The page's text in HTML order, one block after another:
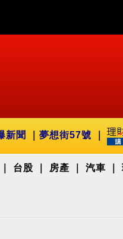
新聞 夢想街57號
台股 房產 汽車